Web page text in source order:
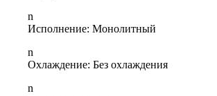
n
Исполнение: Монолитный
n
Охлаждение: Без охлаждения
n